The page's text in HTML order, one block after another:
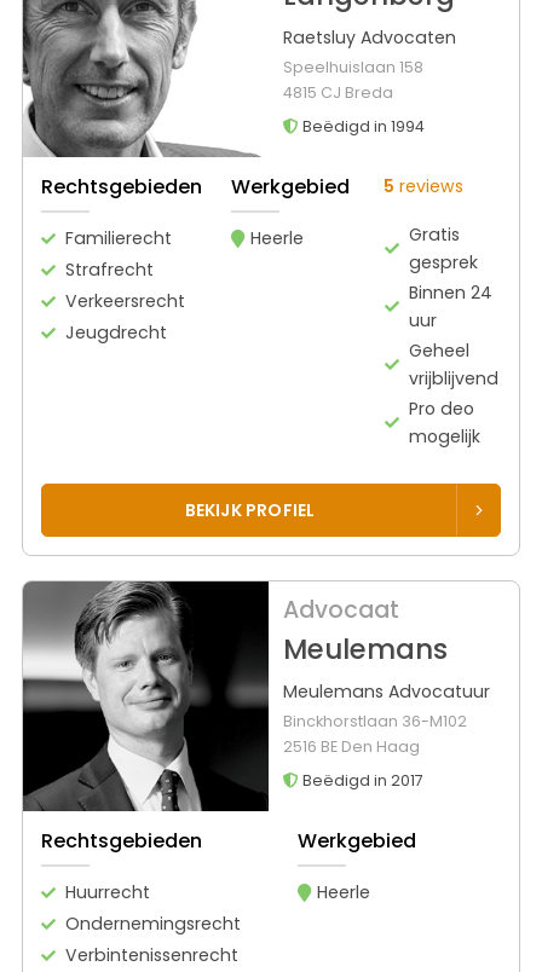
Raetsluy Advocaten
Speelhuislaan 158
4815 CJ Breda
Beëdigd in 1994
Rechtsgebieden
Familierecht
Strafrecht
Verkeersrecht
Jeugdrecht
Werkgebied
Heerle
5 reviews
Gratis
gesprek
Binnen 24
uur
Geheel
vrijblijvend
Pro deo
mogelijk
BEKIJK PROFIEL
Advocaat
Meulemans
Meulemans Advocatuur
Binckhorstlaan 36-M102
2516 BE Den Haag
Beëdigd in 2017
Rechtsgebieden
Huurrecht
Ondernemingsrecht
Verbintenissenrecht
Werkgebied
Heerle